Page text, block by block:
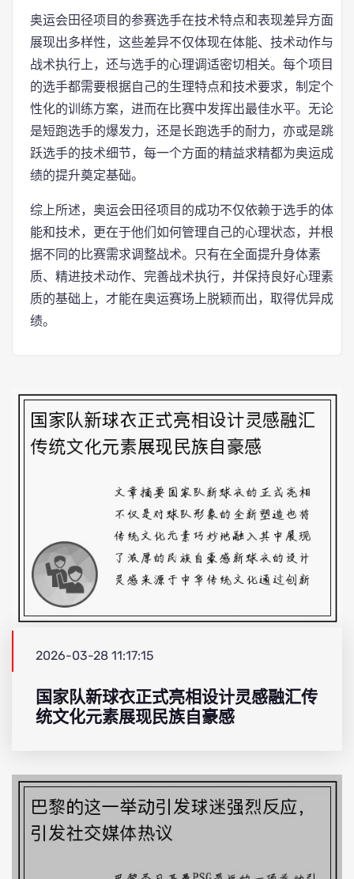
奥运会田径项目的参赛选手在技术特点和表现差异方面
展现出多样性，这些差异不仅体现在体能、技术动作与
战术执行上，还与选手的心理调适密切相关。每个项目
的选手都需要根据自己的生理特点和技术要求，制定个
性化的训练方案，进而在比赛中发挥出最佳水平。无论
是短跑选手的爆发力，还是长跑选手的耐力，亦或是跳
跃选手的技术细节，每一个方面的精益求精都为奥运成
绩的提升奠定基础。
综上所述，奥运会田径项目的成功不仅依赖于选手的体
能和技术，更在于他们如何管理自己的心理状态，并根
据不同的比赛需求调整战术。只有在全面提升身体素
质、精进技术动作、完善战术执行，并保持良好心理素
质的基础上，才能在奥运赛场上脱颖而出，取得优异成
绩。
2026-03-28 11:17:15
国家队新球衣正式亮相设计灵感融汇传
统文化元素展现民族自豪感